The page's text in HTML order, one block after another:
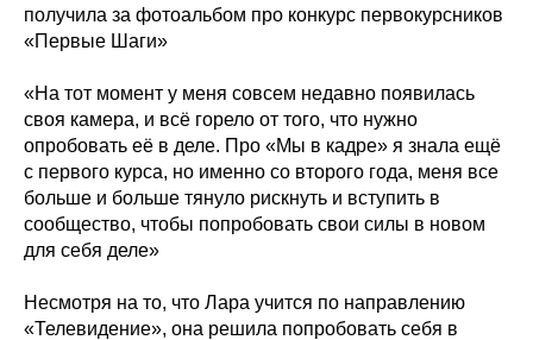
получила за фотоальбом про конкурс первокурсников
«Первые Шаги»
«На тот момент у меня совсем недавно появилась
своя камера, и всё горело от того, что нужно
опробовать её в деле. Про «Мы в кадре» я знала ещё
с первого курса, но именно со второго года, меня все
больше и больше тянуло рискнуть и вступить в
сообщество, чтобы попробовать свои силы в новом
для себя деле»
Несмотря на то, что Лара учится по направлению
«Телевидение», она решила попробовать себя в